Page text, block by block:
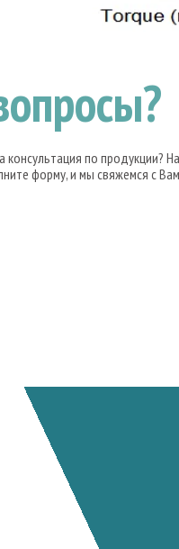
по продукции?
форму, и мы свяжемся с